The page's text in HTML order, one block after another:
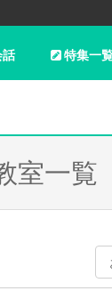
特集一
話
室一覧